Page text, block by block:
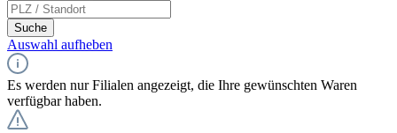
Suche
Auswahl aufheben
Es werden nur Filialen angezeigt, die Ihre gewünschten Waren
verfügbar haben.